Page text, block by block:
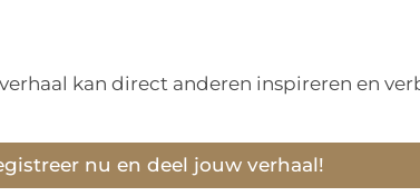
kan direct anderen inspireren en
nu en deel jouw verhaal!